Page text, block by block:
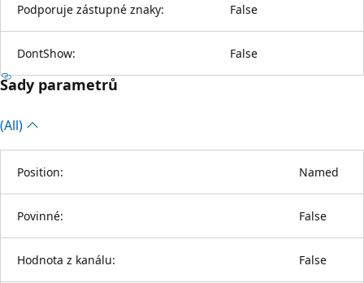
Podporuje zástupné znaky: False
DontShow: False
Sady parametrů
(All)
Position: Named
Povinné: False
Hodnota z kanálu: False